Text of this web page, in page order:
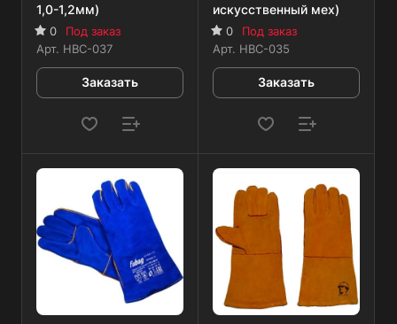
1,0-1,2мм)
0
Под заказ
Арт. HBC-037
Заказать
искусственный мех)
0
Под заказ
Арт. HBC-035
Заказать